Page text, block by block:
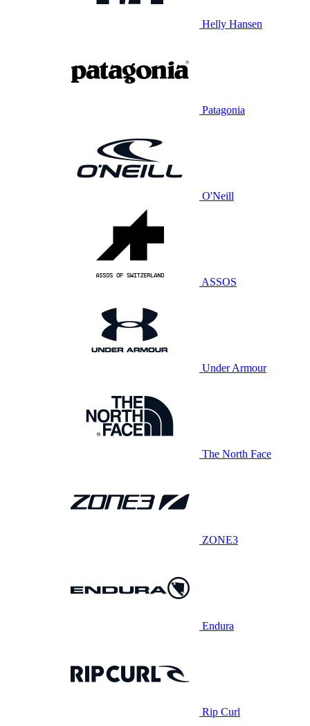
Helly Hansen
Patagonia
O'Neill
ASSOS
Under Armour
The North Face
ZONE3
Endura
Rip Curl